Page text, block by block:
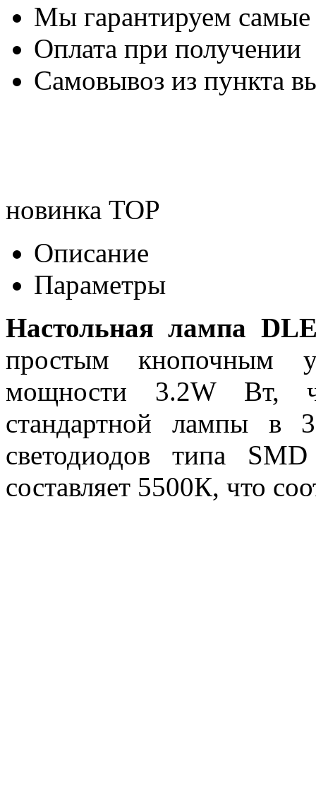
Мы гарантируем
Оплата при получении
Самовывоз из пункта
новинка TOP
Описание
Параметры
Настольная лампа
простым кнопочным
мощности 3.2W Вт,
стандартной лампы в
светодиодов типа
составляет 5500К, что